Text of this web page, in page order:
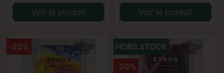
Voir le produit Voir le produit
-20%
HORS STOCK
-20%